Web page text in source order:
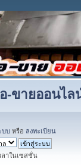
-ขายออนไ
บบ หรือ ลงทะเบียน
ลาในเซสชั่น